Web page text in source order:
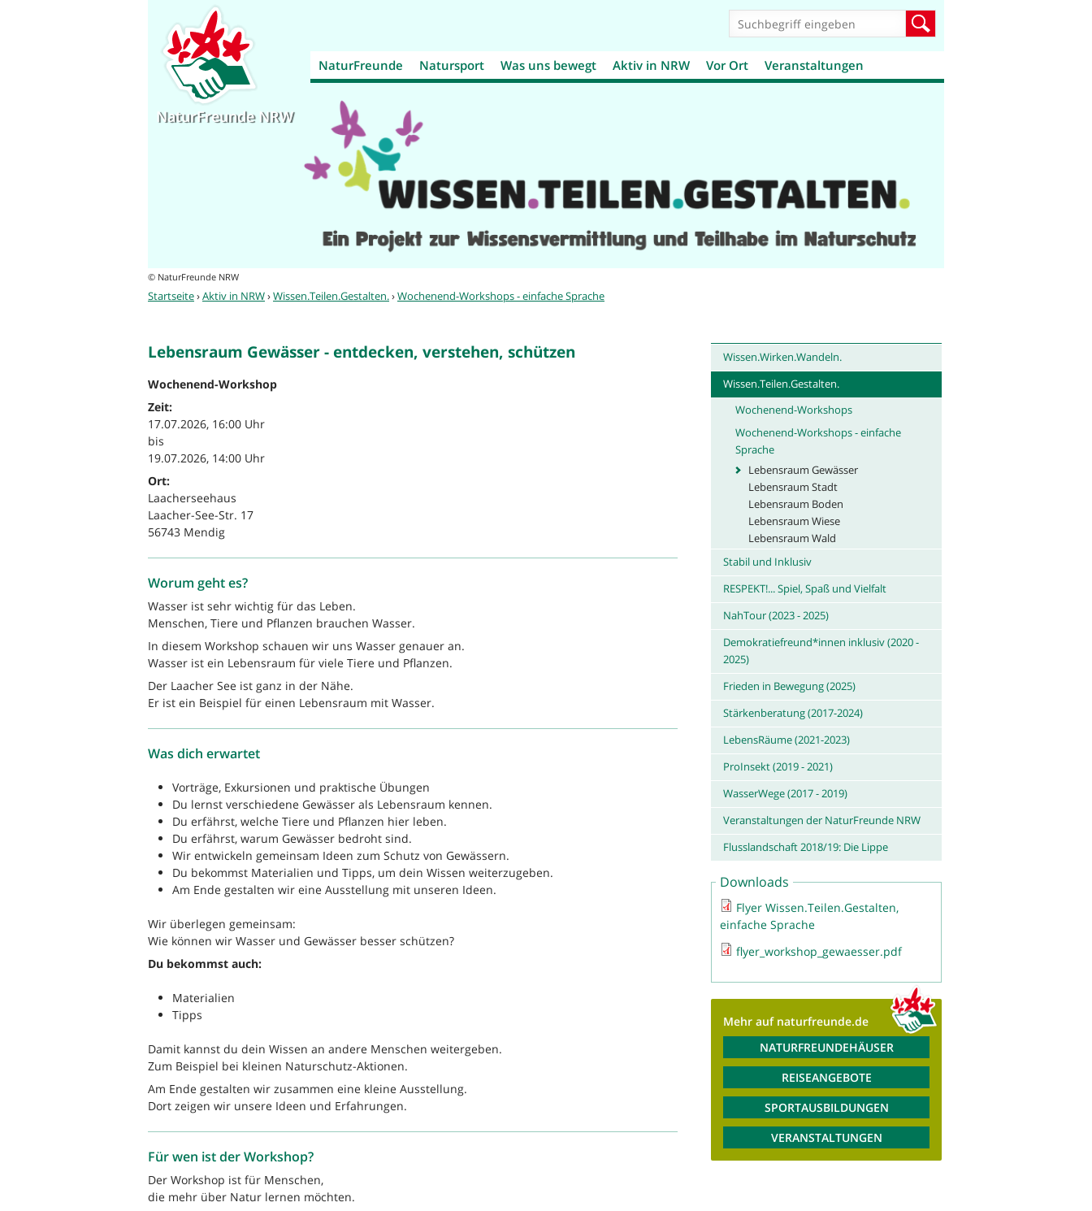
NaturFreunde NRW
© NaturFreunde NRW
Suchformular
NaturFreunde Natursport Was uns bewegt Aktiv in NRW Vor Ort Veranstaltungen
Sie
Startseite›Aktiv in NRW›Wissen.Teilen.Gestalten.›Wochenend-Workshops - einfache Sprache
Lebensraum Gewässer - entdecken, verstehen, schützen
Wochenend-Workshop
Zeit:
17.07.2026, 16:00 Uhr
bis
19.07.2026, 14:00 Uhr
Ort:
Laacherseehaus
Laacher-See-Str. 17
56743 Mendig
Worum geht es?
Wasser ist sehr wichtig für das Leben.
Menschen, Tiere und Pflanzen brauchen Wasser.
In diesem Workshop schauen wir uns Wasser genauer an.
Wasser ist ein Lebensraum für viele Tiere und Pflanzen.
Der Laacher See ist ganz in der Nähe.
Er ist ein Beispiel für einen Lebensraum mit Wasser.
Was dich erwartet
Vorträge, Exkursionen und praktische Übungen
Du lernst verschiedene Gewässer als Lebensraum kennen.
Du erfährst, welche Tiere und Pflanzen hier leben.
Du erfährst, warum Gewässer bedroht sind.
Wir entwickeln gemeinsam Ideen zum Schutz von Gewässern.
Du bekommst Materialien und Tipps, um dein Wissen weiterzugeben.
Am Ende gestalten wir eine Ausstellung mit unseren Ideen.
Wir überlegen gemeinsam:
Wie können wir Wasser und Gewässer besser schützen?
Du bekommst auch:
Materialien
Tipps
Damit kannst du dein Wissen an andere Menschen weitergeben.
Zum Beispiel bei kleinen Naturschutz-Aktionen.
Am Ende gestalten wir zusammen eine kleine Ausstellung.
Dort zeigen wir unsere Ideen und Erfahrungen.
Für wen ist der Workshop?
Der Workshop ist für Menschen,
die mehr über Natur lernen möchten.
Wissen.Wirken.Wandeln.
Wissen.Teilen.Gestalten.
Wochenend-Workshops
Wochenend-Workshops - einfache
Sprache
Lebensraum Gewässer
Lebensraum Stadt
Lebensraum Boden
Lebensraum Wiese
Lebensraum Wald
Stabil und Inklusiv
RESPEKT!... Spiel, Spaß und Vielfalt
NahTour (2023 - 2025)
Demokratiefreund*innen inklusiv (2020 -
2025)
Frieden in Bewegung (2025)
Stärkenberatung (2017-2024)
LebensRäume (2021-2023)
ProInsekt (2019 - 2021)
WasserWege (2017 - 2019)
Veranstaltungen der NaturFreunde NRW
Flusslandschaft 2018/19: Die Lippe
Downloads
Flyer Wissen.Teilen.Gestalten,
einfache Sprache
flyer_workshop_gewaesser.pdf
Mehr auf naturfreunde.de
NATURFREUNDEHÄUSER
REISEANGEBOTE
SPORTAUSBILDUNGEN
VERANSTALTUNGEN